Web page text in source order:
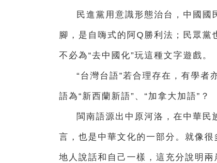
民進黨用意識形態治台，中國國
腳，是自嗨式的阿Q勝利法；民眾
不必為“去中國化”玩這種文字遊戲。
“台灣台語”若合理存在，有學者
語為“新西蘭新語”、“加拿大加語”？
閩南語源出中原河洛，在中華
言，也是中華文化的一部分。就像
地人說話和自己一樣，這充分說明兩